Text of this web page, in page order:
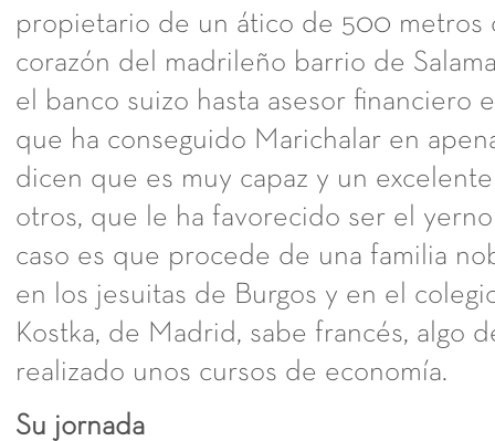
propietario de un ático de 500 metros
corazón del madrileño barrio de
el banco suizo hasta asesor financiero
que ha conseguido Marichalar en
dicen que es muy capaz y un
otros, que le ha favorecido ser el
caso es que procede de una familia
en los jesuitas de Burgos y en el
Kostka, de Madrid, sabe francés, algo
realizado unos cursos de economía.
Su jornada